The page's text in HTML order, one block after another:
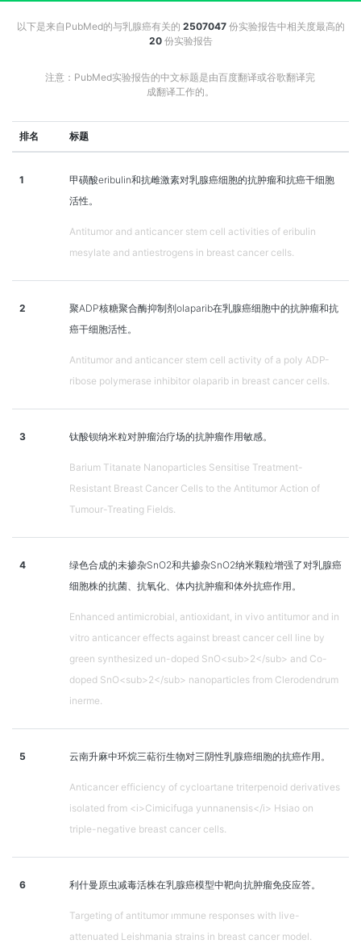
以下是来自PubMed的与乳腺癌有关的 2507047份实验报告中相关度最高的
20份实验报告
注意：PubMed实验报告的中文标题是由百度翻译或谷歌翻译完
成翻译工作的。
排名 标题
1
甲磺酸eribulin和抗雌激素对乳腺癌细胞的抗肿瘤和抗癌干细胞
活性。
Antitumor and anticancer stem cell activities of eribulin
mesylate and antiestrogens in breast cancer cells.
2
聚ADP核糖聚合酶抑制剂olaparib在乳腺癌细胞中的抗肿瘤和抗
癌干细胞活性。
Antitumor and anticancer stem cell activity of a poly ADP-
ribose polymerase inhibitor olaparib in breast cancer cells.
3 钛酸钡纳米粒对肿瘤治疗场的抗肿瘤作用敏感。
Barium Titanate Nanoparticles Sensitise Treatment-
Resistant Breast Cancer Cells to the Antitumor Action of
Tumour-Treating Fields.
4
绿色合成的未掺杂SnO2和共掺杂SnO2纳米颗粒增强了对乳腺癌
细胞株的抗菌、抗氧化、体内抗肿瘤和体外抗癌作用。
Enhanced antimicrobial, antioxidant, in vivo antitumor and in
vitro anticancer effects against breast cancer cell line by
green synthesized un-doped SnO<sub>2</sub> and Co-
doped SnO<sub>2</sub> nanoparticles from Clerodendrum
inerme.
5 云南升麻中环烷三萜衍生物对三阴性乳腺癌细胞的抗癌作用。
Anticancer efficiency of cycloartane triterpenoid derivatives
isolated from <i>Cimicifuga yunnanensis</i> Hsiao on
triple-negative breast cancer cells.
6 利什曼原虫减毒活株在乳腺癌模型中靶向抗肿瘤免疫应答。
Targeting of antitumor ımmune responses with live-
attenuated Leishmania strains in breast cancer model.